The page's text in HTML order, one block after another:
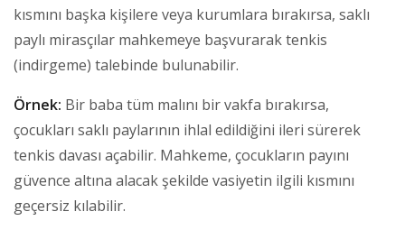
kısmını başka kişilere veya kurumlara bırakırsa, saklı
paylı mirasçılar mahkemeye başvurarak tenkis
(indirgeme) talebinde bulunabilir.
Örnek: Bir baba tüm malını bir vakfa bırakırsa,
çocukları saklı paylarının ihlal edildiğini ileri sürerek
tenkis davası açabilir. Mahkeme, çocukların payını
güvence altına alacak şekilde vasiyetin ilgili kısmını
geçersiz kılabilir.